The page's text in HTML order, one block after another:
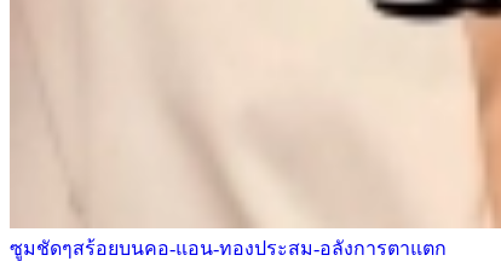
ซูมชัดๆสร้อยบนคอ-แอน-ทองประสม-อลังการตาแตก